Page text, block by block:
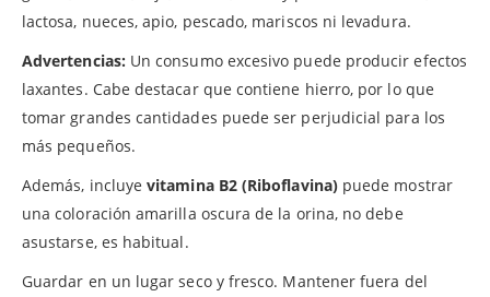
lactosa, nueces, apio, pescado, mariscos ni levadura.
Advertencias: Un consumo excesivo puede producir efectos
laxantes. Cabe destacar que contiene hierro, por lo que
tomar grandes cantidades puede ser perjudicial para los
más pequeños.
Además, incluyevitamina B2 (Riboflavina)puede mostrar
una coloración amarilla oscura de la orina, no debe
asustarse, es habitual.
Guardar en un lugar seco y fresco. Mantener fuera del